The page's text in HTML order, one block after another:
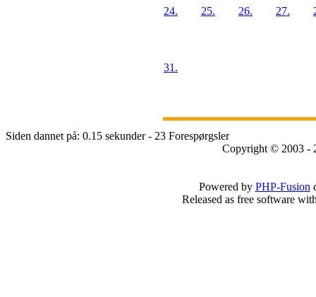
24. 25. 26. 27.
31.
Siden dannet på: 0.15 sekunder - 23 Forespørgsler
Copyright © 2003 -
Powered by PHP-Fusion
Released as free software